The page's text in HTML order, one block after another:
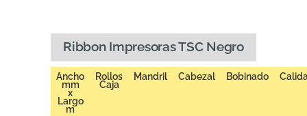
Ribbon Impresoras TSC Negro
Ancho
mm
x
Largo
m
Rollos
Caja
Mandril Cabezal Bobinado